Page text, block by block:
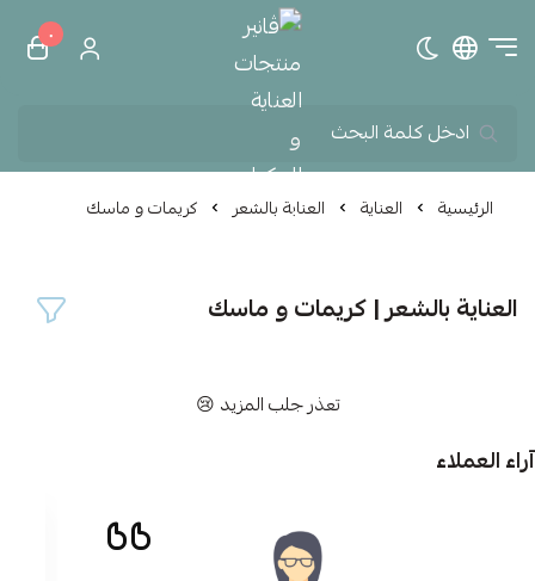
تبديل الوضع الداكنڤانير منتجات العناية و
٠
الرئيسية العناية العناية بالشعر كريمات و ماسك
العناية بالشعر | كريمات و ماسك
تعذر جلب المزيد 😢
آراء العملاء